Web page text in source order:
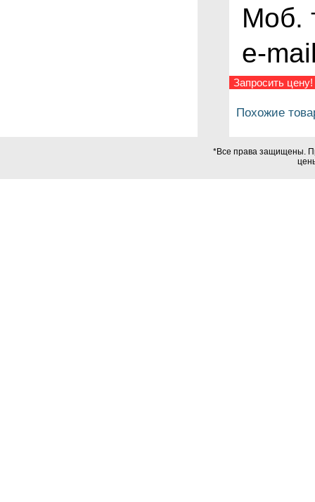
Моб.
e-
Запросить цену!
Похожие
*Все права защищены.